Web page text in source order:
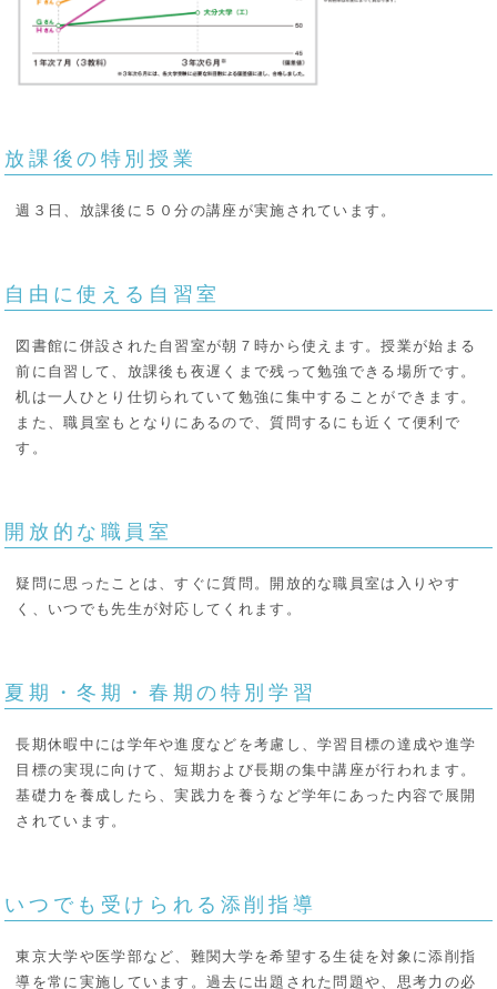
放課後の特別授業
週３日、放課後に５０分の講座が実施されています。
自由に使える自習室
図書館に併設された自習室が朝７時から使えます。授業が始まる
前に自習して、放課後も夜遅くまで残って勉強できる場所です。
机は一人ひとり仕切られていて勉強に集中することができます。
また、職員室もとなりにあるので、質問するにも近くて便利で
す。
開放的な職員室
疑問に思ったことは、すぐに質問。開放的な職員室は入りやす
く、いつでも先生が対応してくれます。
夏期・冬期・春期の特別学習
長期休暇中には学年や進度などを考慮し、学習目標の達成や進学
目標の実現に向けて、短期および長期の集中講座が行われます。
基礎力を養成したら、実践力を養うなど学年にあった内容で展開
されています。
いつでも受けられる添削指導
東京大学や医学部など、難関大学を希望する生徒を対象に添削指
導を常に実施しています。過去に出題された問題や、思考力の必